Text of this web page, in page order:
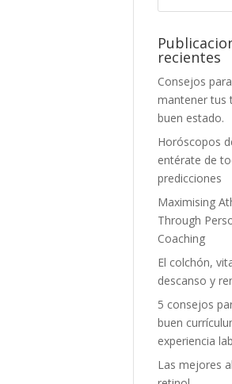
recientes
Consejos
mantener tus
buen estado.
Horóscopos
entérate de
predicciones
Maximising
Through
Coaching
El colchón,
descanso y
5 consejos
buen
experiencia
Las mejores